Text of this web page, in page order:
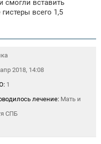
смогли вставить
всего 1,5
2018, 14:08
1
лечение: Мать и
СПБ